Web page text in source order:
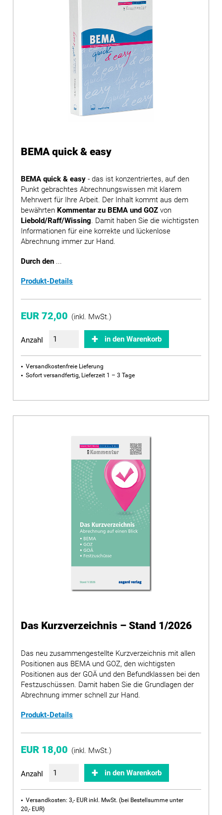
BEMA quick & easy
BEMA quick & easy - das ist konzentriertes, auf den
Punkt gebrachtes Abrechnungswissen mit klarem
Mehrwert für Ihre Arbeit. Der Inhalt kommt aus dem
bewährten Kommentar zu BEMA und GOZ von
Liebold/Raff/Wissing. Damit haben Sie die wichtigsten
Informationen für eine korrekte und lückenlose
Abrechnung immer zur Hand.
Durch den ...
Produkt-Details
EUR 72,00 (inkl. MwSt.)
Anzahl in den Warenkorb
Versandkostenfreie Lieferung
Sofort versandfertig, Lieferzeit 1 – 3 Tage
Das Kurzverzeichnis – Stand 1/2026
Das neu zusammengestellte Kurzverzeichnis mit allen
Positionen aus BEMA und GOZ, den wichtigsten
Positionen aus der GOÄ und den Befundklassen bei den
Festzuschüssen. Damit haben Sie die Grundlagen der
Abrechnung immer schnell zur Hand.
Produkt-Details
EUR 18,00 (inkl. MwSt.)
Anzahl in den Warenkorb
Versandkosten: 3,- EUR inkl. MwSt. (bei Bestellsumme unter
20,- EUR)